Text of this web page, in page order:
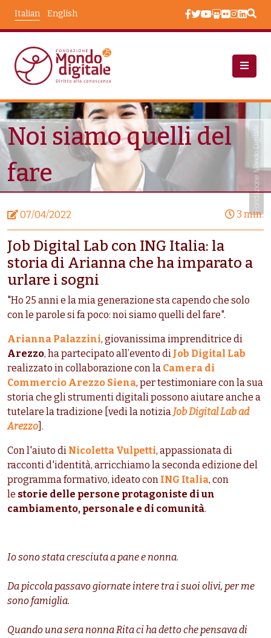
English
Italian
Notizie Noi Siamo Quelli del Fare
Fondazione Mondo Digitale
Noi siamo quelli del
fare
07/04/2022 3 min.
Job Digital Lab con ING Italia: la
storia di Arianna che ha imparato a
urlare i sogni
"Ho 25 anni e la mia generazione sta capendo che solo
con le parole si fa poco: noi siamo quelli del fare".
Arianna Palazzini, giovanissima imprenditrice di
Arezzo, ha partecipato all’evento di Job Digital Lab
realizzato in collaborazione con la Camera di
Commercio Arezzo Siena, per testimoniare con la sua
storia che gli strumenti digitali possono aiutare anche a
tutelare la tradizione [vedi la notizia Job Digital Lab ad
Arezzo ].
Con l'aiuto di Nicoletta Vulpetti, appassionata di
racconti d'identità, arricchiamo la seconda edizione del
programma formativo, ideato con ING Italia, con
le storie delle persone protagoniste di un
cambiamento, personale e di comunità.
Io sono stata cresciuta a pane e nonna.
Da piccola passavo giornate intere tra i suoi olivi, per me
sono famiglia.
Quando una sera nonna Rita ci ha detto che pensava di